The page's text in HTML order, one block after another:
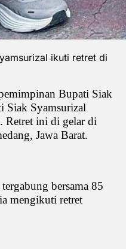
ikuti retret di
Bupati Siak
Syamsurizal
Retret ini di gelar di
Jawa Barat.
bersama 85
mengikuti retret